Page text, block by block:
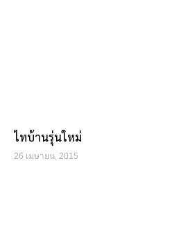
ไทบ้านรุ่นใหม่
26 เมษายน, 2015